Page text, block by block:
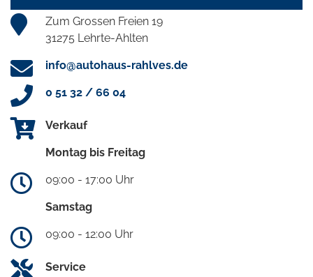
Zum Grossen Freien 19
31275 Lehrte-Ahlten
info@autohaus-rahlves.de
0 51 32 / 66 04
Verkauf
Montag bis Freitag
09:00 - 17:00 Uhr
Samstag
09:00 - 12:00 Uhr
Service